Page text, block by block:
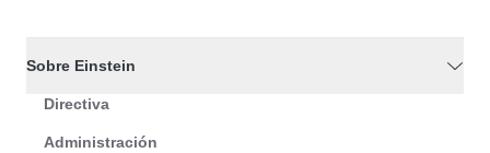
Sobre Einstein
Directiva
Administración